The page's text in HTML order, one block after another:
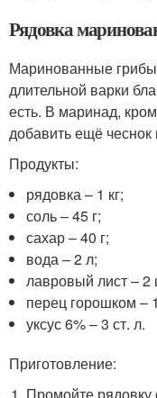
Рядовка
Маринованные
длительной варки
есть. В маринад,
добавить ещё чеснок
Продукты:
рядовка – 1 кг;
соль – 45 г;
сахар – 40 г;
вода – 2 л;
лавровый лист – 2
перец горошком –
уксус 6% – 3 ст. л.
Приготовление: